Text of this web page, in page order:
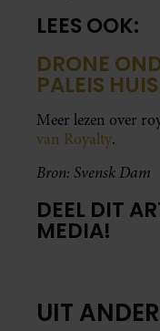
LEES OOK:
DRONE
PALEIS
Meer lezen over
van Royalty.
Bron: Svensk Dam
DEEL DIT
MEDIA!
UIT